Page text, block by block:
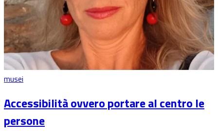
musei
Accessibilità ovvero portare al centro le
persone